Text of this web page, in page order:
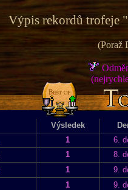
Výpis rekordů trofeje "
(Poraž
Výsledek
1
6.
1
8.
1
9.
1
9.